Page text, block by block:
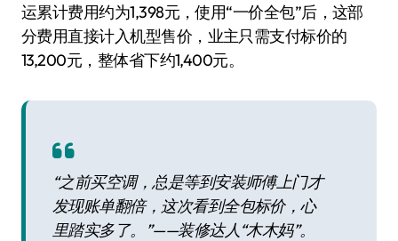
运累计费用约为1,398元，使用“一价全包”后，这部
分费用直接计入机型售价，业主只需支付标价的
13,200元，整体省下约1,400元。
“之前买空调，总是等到安装师傅上门才
发现账单翻倍，这次看到全包标价，心
里踏实多了。”——装修达人“木木妈”。